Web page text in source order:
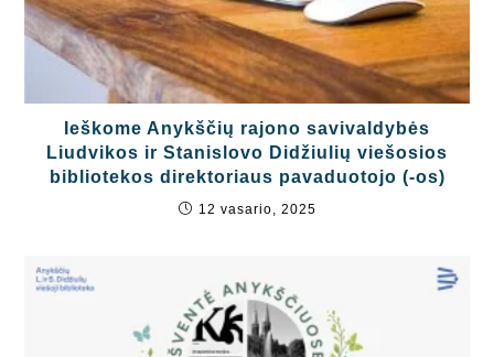
Ieškome Anykščių rajono savivaldybės
Liudvikos ir Stanislovo Didžiulių viešosios
bibliotekos direktoriaus pavaduotojo (-os)
12 vasario, 2025